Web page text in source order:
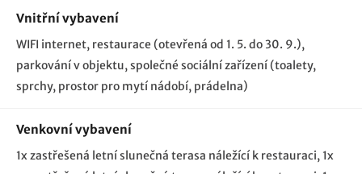
Vnitřní vybavení
WIFI internet restaurace (otevřená od 1. 5. do 30. 9.)
parkování v objektu společné sociální zařízení (toalety,
sprchy, prostor pro mytí nádobí, prádelna)
Venkovní vybavení
1x zastřešená letní slunečná terasa náležící k restauraci 1x